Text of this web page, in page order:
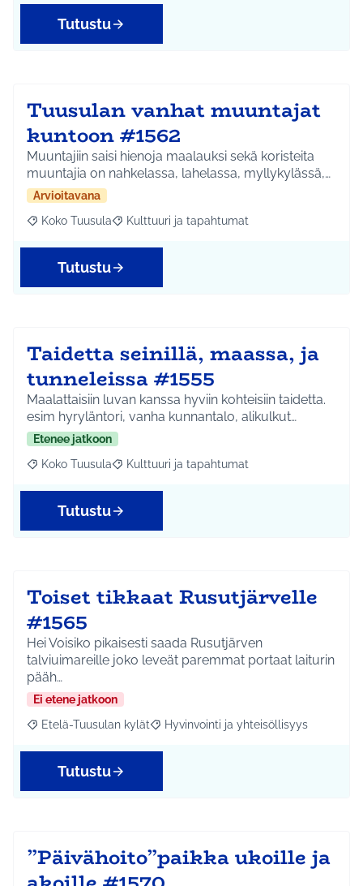
Tutustu
Tuusulan vanhat muuntajat
kuntoon #1562
Muuntajiin saisi hienoja maalauksi sekä koristeita
muuntajia on nahkelassa, lahelassa, myllykylässä,…
Arvioitavana
Rajaa tulokset aihepiirin mukaan: Koko Tuusula
Koko Tuusula Rajaa tulokset teeman mukaan: Kulttuuri ja
Kulttuuri ja tapahtumat
Tutustu
Taidetta seinillä, maassa, ja
tunneleissa #1555
Maalattaisiin luvan kanssa hyviin kohteisiin taidetta.
esim hyryläntori, vanha kunnantalo, alikulkut…
Etenee jatkoon
Rajaa tulokset aihepiirin mukaan: Koko Tuusula
Koko Tuusula Rajaa tulokset teeman mukaan: Kulttuuri ja
Kulttuuri ja tapahtumat
Tutustu
Toiset tikkaat Rusutjärvelle
#1565
Hei Voisiko pikaisesti saada Rusutjärven
talviuimareille joko leveät paremmat portaat laiturin
pääh…
Ei etene jatkoon
Rajaa tulokset aihepiirin mukaan: Etelä-Tuusulan kylät
Etelä-Tuusulan kylät Rajaa tulokset teeman mukaan:
Hyvinvointi ja yhteisöllisyys
Tutustu
”Päivähoito”paikka ukoille ja